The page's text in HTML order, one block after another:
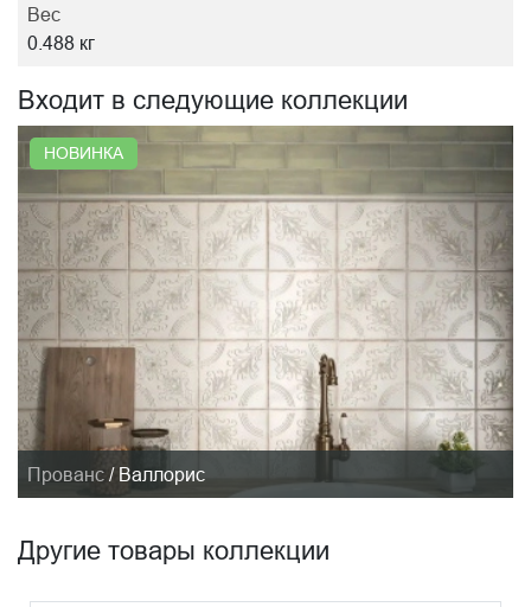
Вес
0.488 кг
Входит в следующие коллекции
НОВИНКА
Прованс / Валлорис
Другие товары коллекции